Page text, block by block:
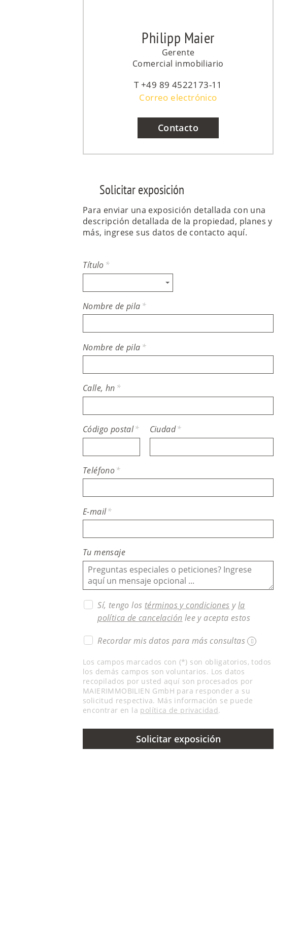
Philipp Maier
Gerente
Comercial inmobiliario
+49 89 4522173-11
Correo electrónico
Contacto
Solicitar exposición
Para enviar una exposición detallada con una
descripción detallada de la propiedad, planes y
más, ingrese sus datos de contacto aquí.
Título *
Nombre de pila *
Nombre de pila *
Calle, hn *
Código postal* Ciudad*
Teléfono*
E-mail*
Tu mensaje
Sí, tengo los términos y condiciones yla
política de cancelación lee y acepta estos
Recordar mis datos para más consultas
Los campos marcados con (*) son obligatorios, todos
los demás campos son voluntarios. Los datos
recopilados por usted aquí son procesados ​​por
MAIERIMMOBILIEN GmbH para responder a su
solicitud respectiva. Más información se puede
encontrar en la política de privacidad.
Solicitar exposición